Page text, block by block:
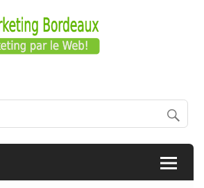
Bordeaux
Dolibarr | Bordeaux